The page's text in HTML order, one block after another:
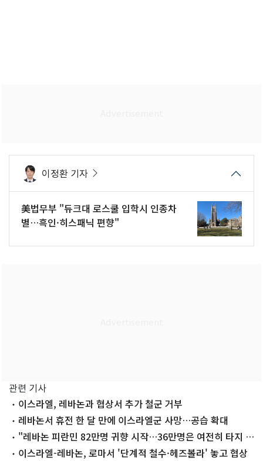
이정환 기자
美법무부 "듀크대 로스쿨 입학시 인종차
별…흑인·히스패닉 편향"
관련 기사
이스라엘, 레바논과 협상서 추가 철군 거부
레바논서 휴전 한 달 만에 이스라엘군 사망…공습 확대
"레바논 피란민 82만명 귀향 시작…36만명은 여전히 타지 생
활"이스라엘-레바논, 로마서 '단계적 철수·헤즈볼라' 놓고 협상